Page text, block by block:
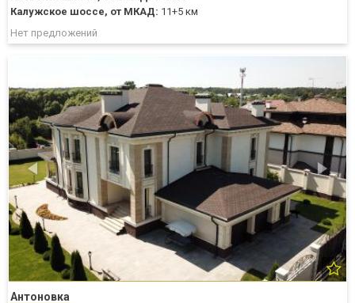
Калужское шоссе, от МКАД: 11+5 км
Нет предложений
Антоновка